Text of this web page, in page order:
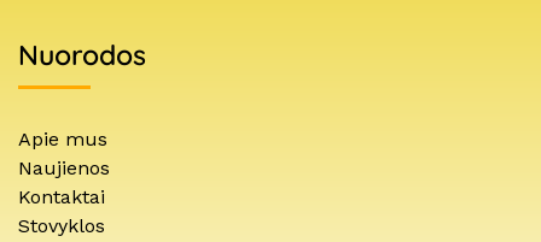
Nuorodos
Apie mus
Naujienos
Kontaktai
Stovyklos